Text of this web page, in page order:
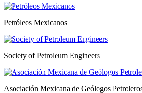
Petróleos Mexicanos
Society of Petroleum Engineers
Asociación Mexicana de Geólogos